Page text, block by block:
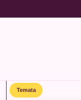
Temata